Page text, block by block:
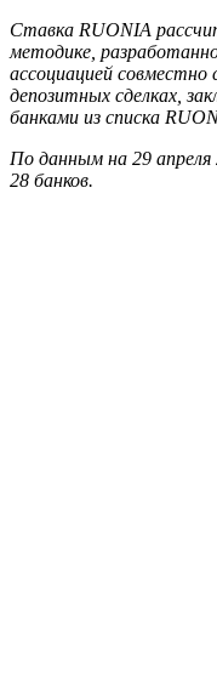
Ставка RUONIA
методике,
ассоциацией
депозитных сделках,
банками из списка
По данным на 29 апреля
28 банков.